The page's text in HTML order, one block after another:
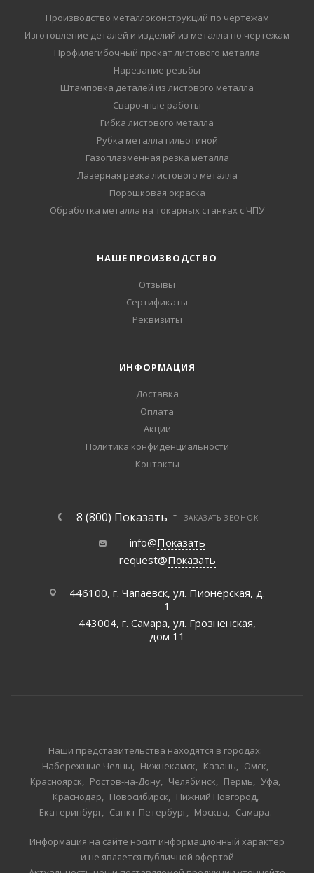
Производство металлоконструкций по чертежам
Изготовление деталей и изделий из металла по чертежам
Профилегибочный прокат листового металла
Нарезание резьбы
Штамповка деталей из листового металла
Сварочные работы
Гибка листового металла
Рубка металла гильотиной
Газоплазменная резка металла
Лазерная резка листового металла
Порошковая окраска
Обработка металла на токарных станках с ЧПУ
НАШЕ ПРОИЗВОДСТВО
Отзывы
Сертификаты
Реквизиты
ИНФОРМАЦИЯ
Доставка
Оплата
Акции
Политика конфиденциальности
Контакты
8 (800) Показать ЗАКАЗАТЬ ЗВОНОК
info@Показать
request@Показать
446100, г. Чапаевск, ул. Пионерская, д.
1
443004, г. Самара, ул. Грозненская,
дом 11
Наши представительства находятся в городах:
Набережные Челны
Нижнекамск Казань
Омск
Красноярск
Ростов-на-Дону Челябинск Пермь
Уфа
Краснодар
Новосибирск
Нижний Новгород
Екатеринбург
Санкт-Петербург Москва Самара
Информация на сайте носит информационный характер
и не является публичной офертой